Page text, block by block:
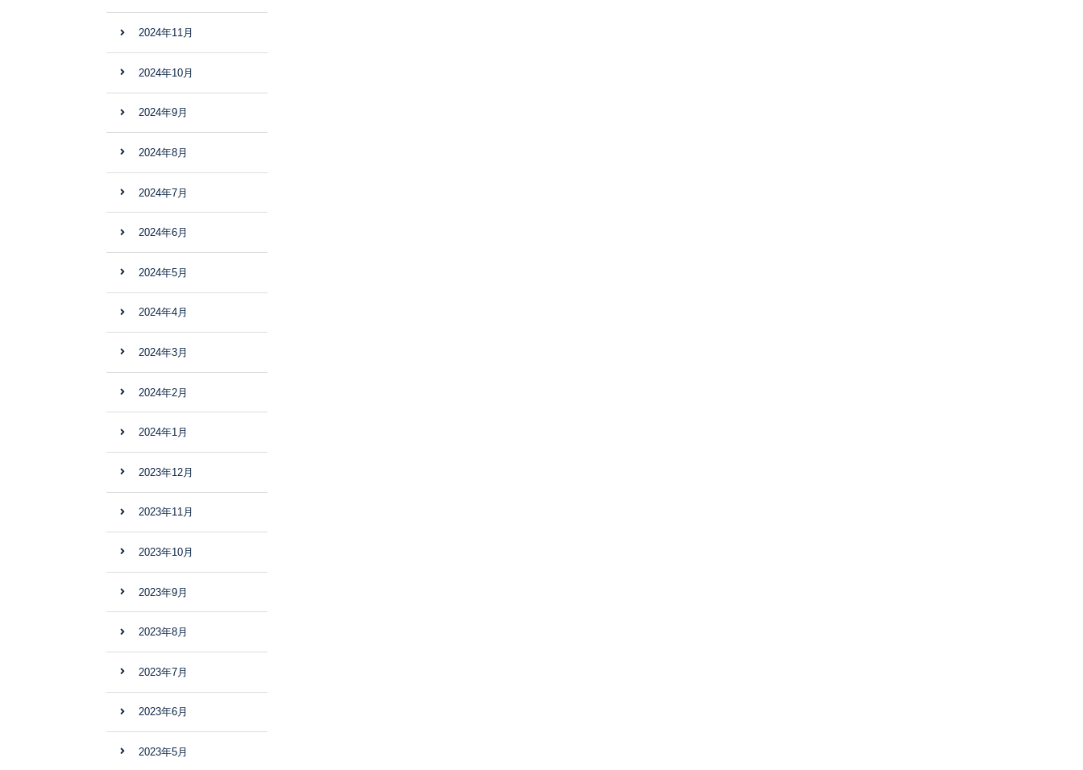
2024年11月
2024年10月
2024年9月
2024年8月
2024年7月
2024年6月
2024年5月
2024年4月
2024年3月
2024年2月
2024年1月
2023年12月
2023年11月
2023年10月
2023年9月
2023年8月
2023年7月
2023年6月
2023年5月